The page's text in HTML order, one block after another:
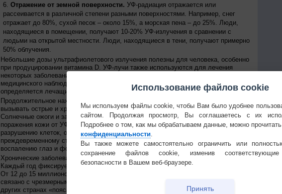
Отражение от земной поверхности. УФ-радиация отражается или
рассеивается в различной степени разными поверхностями. Например, снег
отражает до 80%, сухой песок – около 15%, а морская пена – до 25%. Люди,
находящиеся в помещении, получают 10-20% УФ-излучения в сравнении с
людьми на открытой местности. Люди, находящиеся в тени, получают примерно
50% облучения.
Небольшие дозы ультрафиолетового излучения полезны для человека, особенно
при продуцировании витамина D. УФ-лучи также используются для лечения
некоторых заболеваний, таких как: рахит, псориаз и экзема. Это требует
медицинского наблюдения, и польза от лечения в противовес вреду от УФ-лучей
определяется лечащим врачом.
Продолжительное нахождение человека под воздействием УФ-радиации может
вызывать острые и хронические поражения кожи, глаз, иммунной системы.
Солнечные ожоги и загар – это наиболее хорошо известные последствия
поражения кожи от УФ-излучения. В долгосрочной перспективе это приводит к
разрушению клеток, образованию фиброзной ткани, поражению сосудов и
преждевременному старению кожи. УФ-радиация также может приводить к
воспалению глаз и фотокератиту.
Хронические заболевания включают две большие группы: рак кожи и катаракта.
Каждый год фиксируется от 2 до 3 миллионов случаев заболевания раком кожи.
От 12 до 15 миллионов слепнут от катаракты. По оценке ВОЗ, до 20% случаев
связано с чрезмерным пребыванием на солнце, особенно в Индии, Пакистане и
других странах «пояса катаракты», расположенных близко к экватору.
Использование файлов cookie
Мы используем файлы cookie, чтобы Вам было удобнее
сайтом. Продолжая просмотр, Вы соглашаетесь с их
Подробнее о том, как мы обрабатываем данные, можно
конфиденциальности.
Вы также можете самостоятельно ограничить или
сохранение файлов cookie, изменив соответствующие
безопасности в Вашем веб-браузере.
Принять